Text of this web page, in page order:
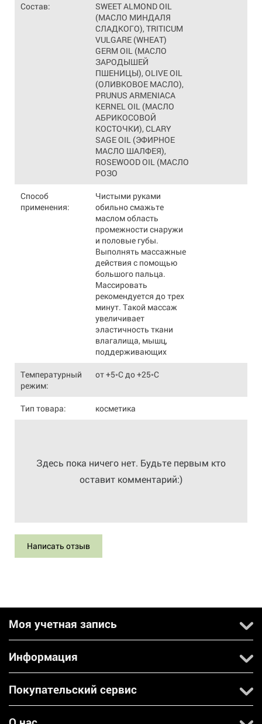
Состав:
SWEET ALMOND OIL
(МАСЛО МИНДАЛЯ
СЛАДКОГО), TRITICUM
VULGARE (WHEAT)
GERM OIL (МАСЛО
ЗАРОДЫШЕЙ
ПШЕНИЦЫ), OLIVE OIL
(ОЛИВКОВОЕ МАСЛО),
PRUNUS ARMENIACA
KERNEL OIL (МАСЛО
АБРИКОСОВОЙ
КОСТОЧКИ), CLARY
SAGE OIL (ЭФИРНОЕ
МАСЛО ШАЛФЕЯ),
ROSEWOOD OIL (МАСЛО
РОЗО
Способ
применения:
Чистыми руками
обильно смажьте
маслом область
промежности снаружи
и половые губы.
Выполнять массажные
действия с помощью
большого пальца.
Массировать
рекомендуется до трех
минут. Такой массаж
увеличивает
эластичность ткани
влагалища, мышц,
поддерживающих
Температурный
режим:
от +5◦С до +25◦С
Тип товара: косметика
Здесь пока ничего нет. Будьте первым кто
оставит комментарий:)
Написать отзыв
Моя учетная запись
Информация
Покупательский сервис